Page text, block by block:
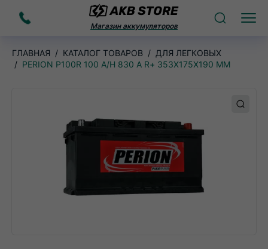
Заказать
Магазин аккумуляторов ПоискМеню
ГЛАВНАЯ КАТАЛОГ ТОВАРОВ
ДЛЯ ЛЕГКОВЫХ
PERION P100R 100 A/H 830 A R+ 353X175X190 ММ